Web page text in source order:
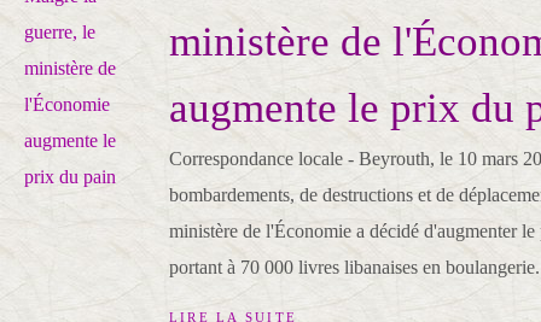
ministère de
augmente le prix du
Correspondance locale - Beyrouth, le 10 mars
bombardements, de destructions et de
ministère de l'Économie a décidé d'augmenter
portant à 70 000 livres libanaises en
LIRE LA SUITE